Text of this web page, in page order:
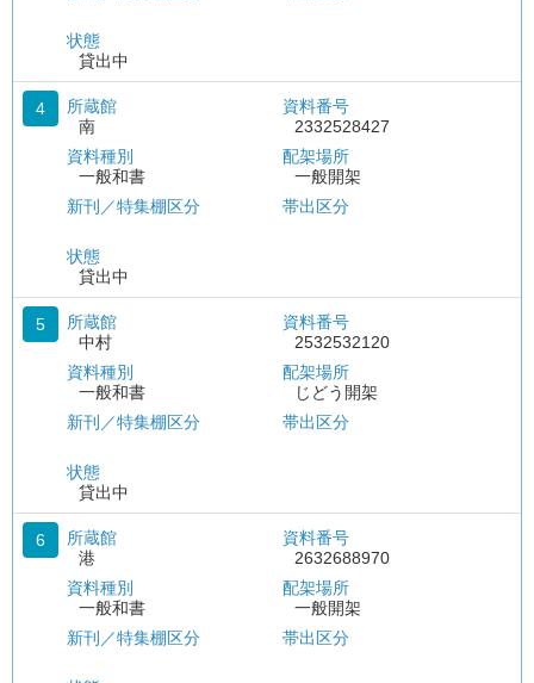
状態
貸出中
4
所蔵館
南
資料種別
一般和書
新刊／特集棚区分
状態
貸出中
資料番号
2332528427
配架場所
一般開架
帯出区分
5
所蔵館
中村
資料種別
一般和書
新刊／特集棚区分
状態
貸出中
資料番号
2532532120
配架場所
じどう開架
帯出区分
6
所蔵館
港
資料種別
一般和書
新刊／特集棚区分
資料番号
2632688970
配架場所
一般開架
帯出区分